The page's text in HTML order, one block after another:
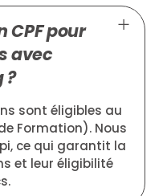
CPF pour
avec
?
sont éligibles au
Formation). Nous
ce qui garantit la
et leur éligibilité